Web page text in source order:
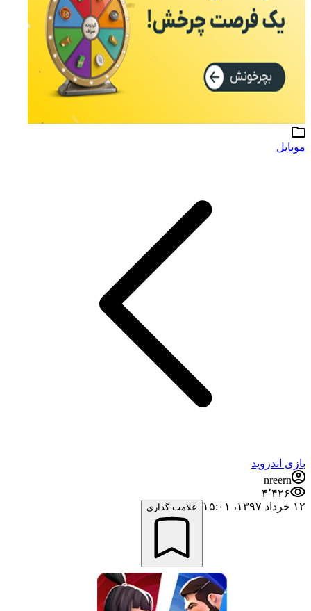
موبایل
بازی اندروید
nreern
۴٬۴۲۶
۱۲ خرداد ۱۳۹۷،‏ ۱۵:۰۱
علامت گذاری